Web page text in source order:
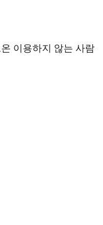
이용하지 않는 사람